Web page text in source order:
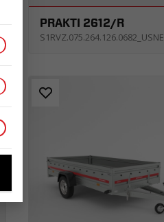
PRAKTI 2612/R
S1RVZ.075.264.126.0682_USNE